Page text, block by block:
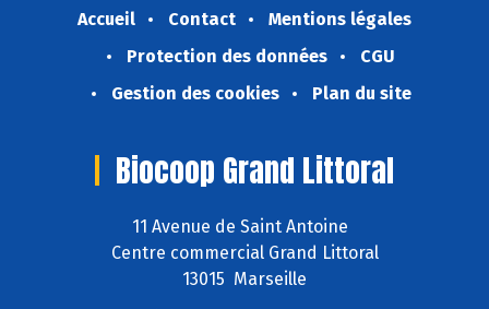
Accueil Contact
Mentions légales
Protection des données
CGU
Gestion des cookies
Plan du site
Biocoop Grand Littoral
11 Avenue de Saint Antoine
Centre commercial Grand Littoral
13015 Marseille